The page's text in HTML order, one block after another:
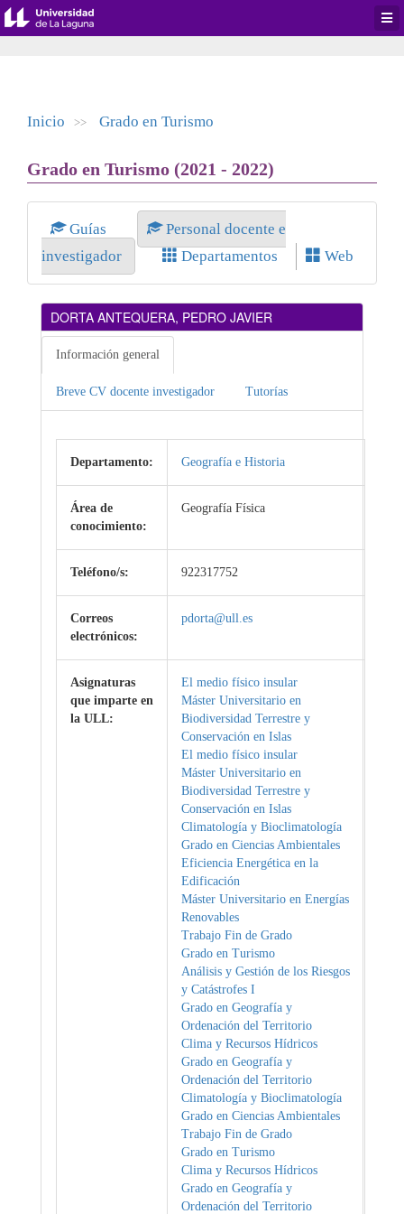
Inicio >> Grado en Turismo
Grado en Turismo (2021 - 2022)
Guías
Personal docente e
investigador
Departamentos Web
DORTA ANTEQUERA, PEDRO JAVIER
Información general
Breve CV docente investigador Tutorías
Departamento: Geografía e Historia
Área de
conocimiento:
Geografía Física
Teléfono/s: 922317752
Correos
electrónicos:
pdorta@ull.es
Asignaturas
que imparte en
la ULL:
El medio físico insular
Máster Universitario en
Biodiversidad Terrestre y
Conservación en Islas
El medio físico insular
Máster Universitario en
Biodiversidad Terrestre y
Conservación en Islas
Climatología y Bioclimatología
Grado en Ciencias Ambientales
Eficiencia Energética en la
Edificación
Máster Universitario en Energías
Renovables
Trabajo Fin de Grado
Grado en Turismo
Análisis y Gestión de los Riesgos
y Catástrofes I
Grado en Geografía y
Ordenación del Territorio
Clima y Recursos Hídricos
Grado en Geografía y
Ordenación del Territorio
Climatología y Bioclimatología
Grado en Ciencias Ambientales
Trabajo Fin de Grado
Grado en Turismo
Clima y Recursos Hídricos
Grado en Geografía y
Ordenación del Territorio